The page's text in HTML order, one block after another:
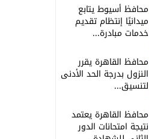
محافظ أسيوط يتابع
ميدانيًا إنتظام تقديم
خدمات مبادرة...
محافظ القاهرة يقرر
النزول بدرجة الحد الأدنى
لتنسيق...
محافظ القاهرة يعتمد
نتيجة امتحانات الدور